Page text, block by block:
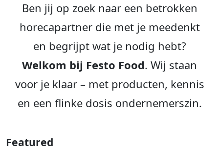
Ben jij op zoek naar een betrokken
horecapartner die met je meedenkt
en begrijpt wat je nodig hebt?
Welkom bij Festo Food. Wij staan
voor je klaar – met producten, kennis
en een flinke dosis ondernemerszin.
Featured